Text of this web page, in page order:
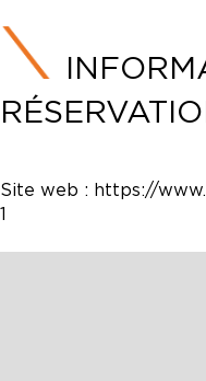
Site web : https://
1